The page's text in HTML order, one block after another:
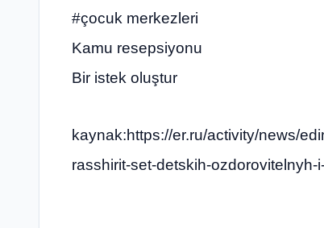
#çocuk merkezleri
Kamu resepsiyonu
Bir istek oluştur
kaynak:https://er.ru/activity/news/
rasshirit-set-detskih-